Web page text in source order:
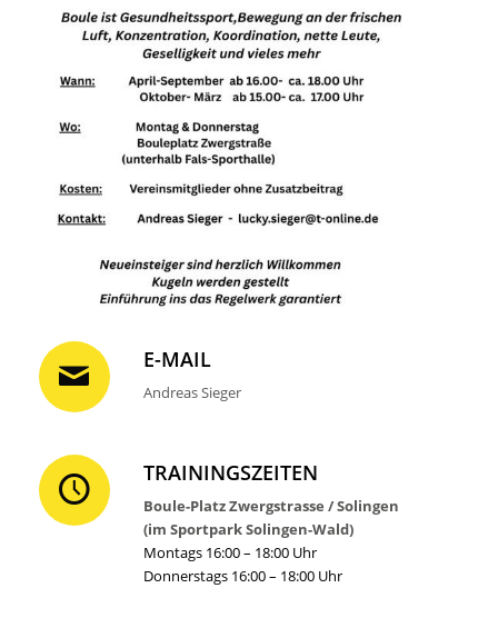
E-MAIL
Andreas Sieger
TRAININGSZEITEN
Boule-Platz Zwergstrasse / Solingen
(im Sportpark Solingen-Wald)
Montags 16:00 – 18:00 Uhr
Donnerstags 16:00 – 18:00 Uhr